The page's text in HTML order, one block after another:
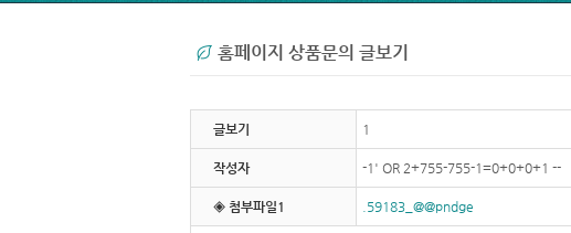
홈페이지 상품문의 글보기
글보기 1
작성자 -1' OR 2+755-755-1=0+0+0+1 --
◈ 첨부파일1 .59183_@@pndge